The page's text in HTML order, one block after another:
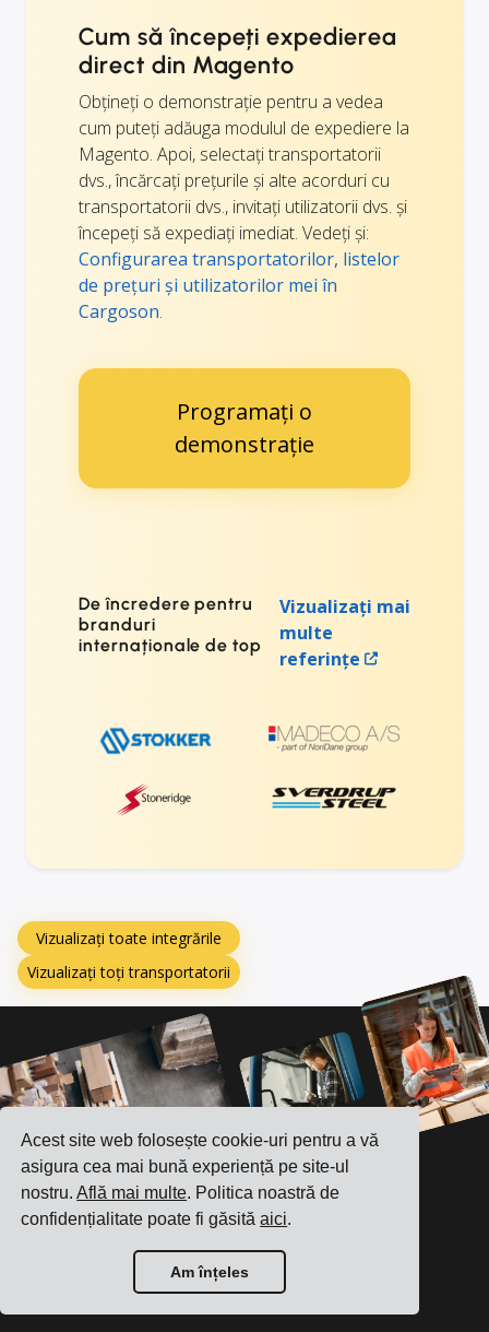
Acest site web folosește cookie-uri pentru a vă
asigura cea mai bună experiență pe site-ul
nostru.Află mai multe. Politica noastră de
confidențialitate poate fi găsităaici.
Am înțeles
Cum să începeți expedierea
direct din Magento
Obțineți o demonstrație pentru a vedea
cum puteți adăuga modulul de expediere la
Magento. Apoi, selectați transportatorii
dvs., încărcați prețurile și alte acorduri cu
transportatorii dvs., invitați utilizatorii dvs. și
începeți să expediați imediat. Vedeți și:
Configurarea transportatorilor, listelor
de prețuri și utilizatorilor mei în
Cargoson.
Programați o
demonstrație
De încredere pentru
branduri
internaționale de top
Vizualizați mai
multe
referințe
Vizualizați toate integrările
Vizualizați toți transportatorii